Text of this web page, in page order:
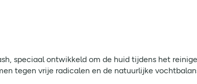
speciaal ontwikkeld om de huid tijdens het
tegen vrije radicalen en de natuurlijke